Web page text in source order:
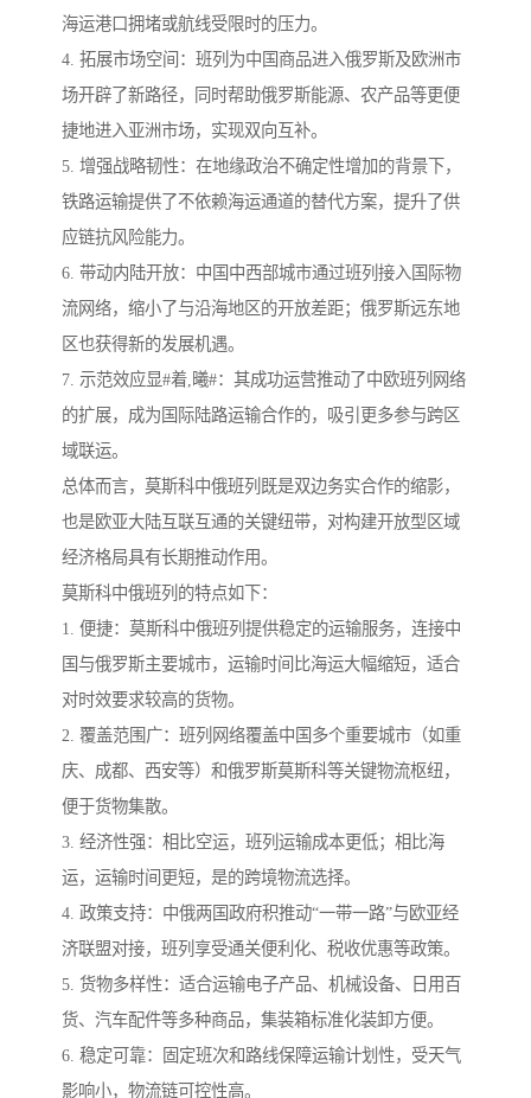
海运港口拥堵或航线受限时的压力。
4. 拓展市场空间：班列为中国商品进入俄罗斯及欧洲市
场开辟了新路径，同时帮助俄罗斯能源、农产品等更便
捷地进入亚洲市场，实现双向互补。
5. 增强战略韧性：在地缘政治不确定性增加的背景下，
铁路运输提供了不依赖海运通道的替代方案，提升了供
应链抗风险能力。
6. 带动内陆开放：中国中西部城市通过班列接入国际物
流网络，缩小了与沿海地区的开放差距；俄罗斯远东地
区也获得新的发展机遇。
7. 示范效应显#着,曦#：其成功运营推动了中欧班列网络
的扩展，成为国际陆路运输合作的，吸引更多参与跨区
域联运。
总体而言，莫斯科中俄班列既是双边务实合作的缩影，
也是欧亚大陆互联互通的关键纽带，对构建开放型区域
经济格局具有长期推动作用。
莫斯科中俄班列的特点如下：
1. 便捷：莫斯科中俄班列提供稳定的运输服务，连接中
国与俄罗斯主要城市，运输时间比海运大幅缩短，适合
对时效要求较高的货物。
2. 覆盖范围广：班列网络覆盖中国多个重要城市（如重
庆、成都、西安等）和俄罗斯莫斯科等关键物流枢纽，
便于货物集散。
3. 经济性强：相比空运，班列运输成本更低；相比海
运，运输时间更短，是的跨境物流选择。
4. 政策支持：中俄两国政府积推动“一带一路”与欧亚经
济联盟对接，班列享受通关便利化、税收优惠等政策。
5. 货物多样性：适合运输电子产品、机械设备、日用百
货、汽车配件等多种商品，集装箱标准化装卸方便。
6. 稳定可靠：固定班次和路线保障运输计划性，受天气
影响小，物流链可控性高。